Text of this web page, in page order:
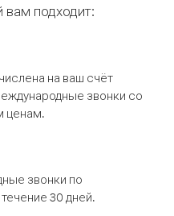
вам подходит:
на ваш счёт
звонки со
ценам.
звонки по
30 дней.